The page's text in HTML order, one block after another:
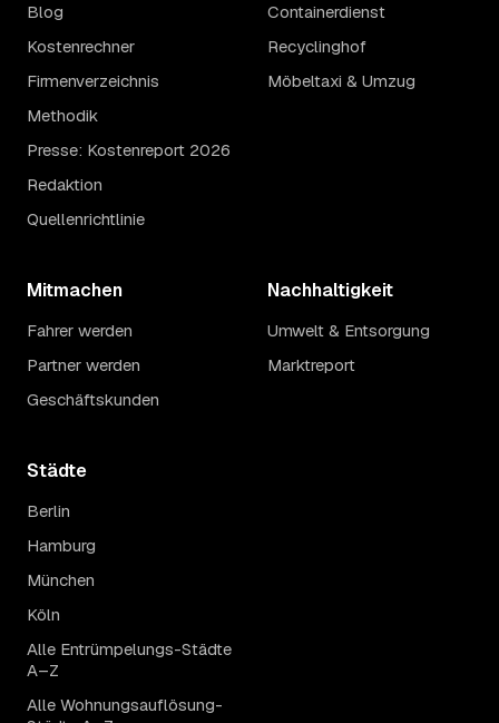
Blog
Kostenrechner
Firmenverzeichnis
Methodik
Presse: Kostenreport 2026
Redaktion
Quellenrichtlinie
Containerdienst
Recyclinghof
Möbeltaxi & Umzug
Mitmachen
Fahrer werden
Partner werden
Geschäftskunden
Nachhaltigkeit
Umwelt & Entsorgung
Marktreport
Städte
Berlin
Hamburg
München
Köln
Alle Entrümpelungs-Städte
A–Z
Alle Wohnungsauflösung-